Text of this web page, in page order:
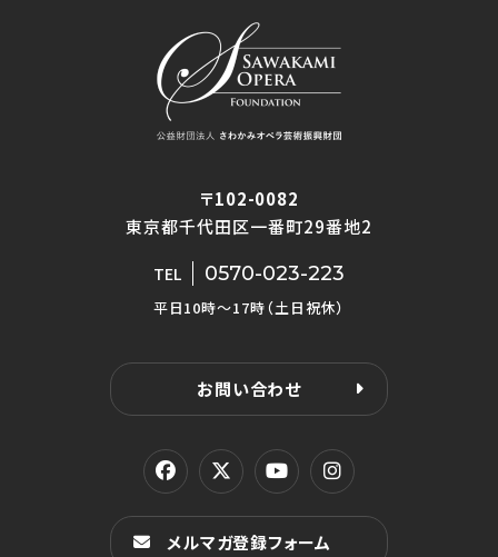
〒102-0082
東京都千代田区一番町29番地2
TEL 0570-023-223
平日10時〜17時（土日祝休）
お問い合わせ
メルマガ登録フォーム